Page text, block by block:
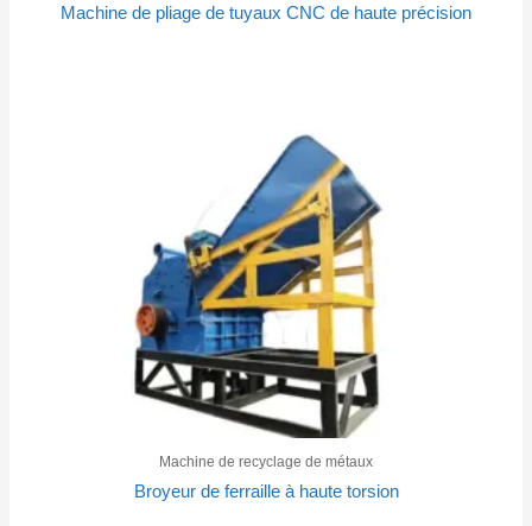
Machine de pliage de tuyaux CNC de haute précision
Machine de recyclage de métaux
Broyeur de ferraille à haute torsion